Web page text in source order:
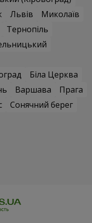
Львів
Миколаїв
Тернопіль
Біла Церква
Варшава
Прага
Сонячний берег